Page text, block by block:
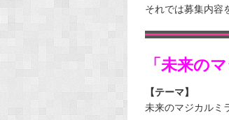
それでは募集内容
「未来の
【テーマ】
未来のマジカルミ